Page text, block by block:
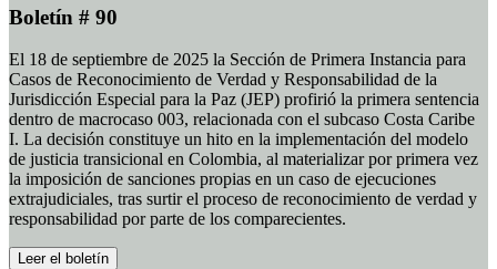
Boletín # 90
El 18 de septiembre de 2025 la Sección de Primera Instancia para
Casos de Reconocimiento de Verdad y Responsabilidad de la
Jurisdicción Especial para la Paz (JEP) profirió la primera sentencia
dentro de macrocaso 003, relacionada con el subcaso Costa Caribe
I. La decisión constituye un hito en la implementación del modelo
de justicia transicional en Colombia, al materializar por primera vez
la imposición de sanciones propias en un caso de ejecuciones
extrajudiciales, tras surtir el proceso de reconocimiento de verdad y
responsabilidad por parte de los comparecientes.
Leer el boletín